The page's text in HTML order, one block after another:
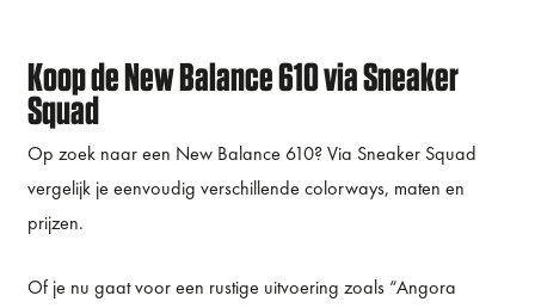
Koop de New Balance 610 via Sneaker
Squad
Op zoek naar een New Balance 610? Via Sneaker Squad
vergelijk je eenvoudig verschillende colorways, maten en
prijzen.
Of je nu gaat voor een rustige uitvoering zoals “Angora